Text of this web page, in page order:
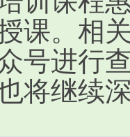
课。相
号进行
将继续